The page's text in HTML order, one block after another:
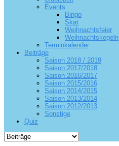
Events
Bingo
Skat
Weihnachtsfeier
Weihnachtskegeln
Terminkalender
Beiträge
Saison 2018 / 2019
Saison 2017/2018
Saison 2016/2017
Saison 2015/2016
Saison 2014/2015
Saison 2013/2014
Saison 2012/2013
Sonstige
Quiz